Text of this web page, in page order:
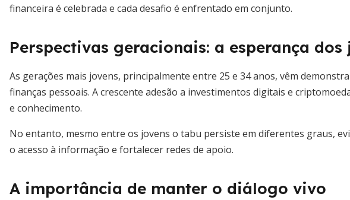
financeira é celebrada e cada desafio é enfrentado em conjunto.
Perspectivas geracionais: a esperança dos
As gerações mais jovens, principalmente entre 25 e 34 anos, vêm
finanças pessoais. A crescente adesão a investimentos digitais e
e conhecimento.
No entanto, mesmo entre os jovens o tabu persiste em diferentes graus,
o acesso à informação e fortalecer redes de apoio.
A importância de manter o diálogo vivo